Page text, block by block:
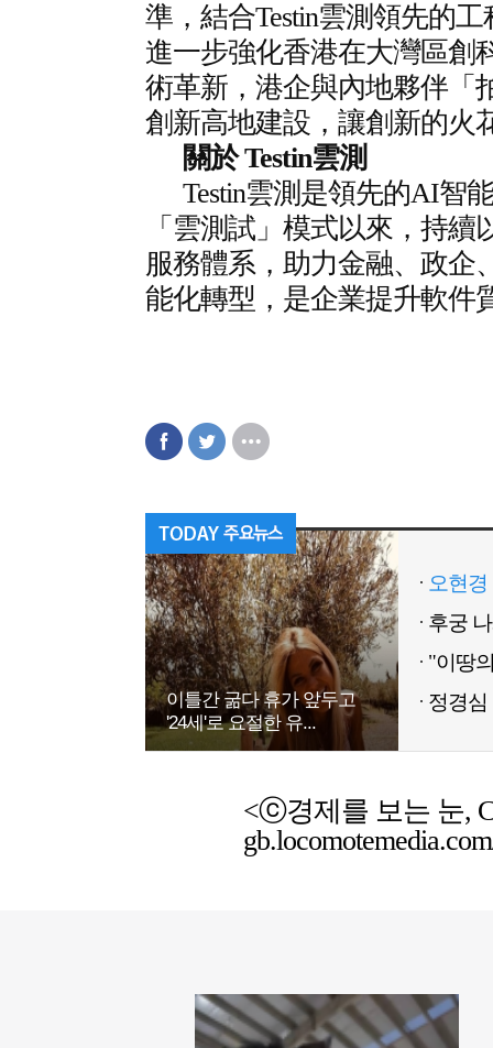
準，結合Testin雲測領先的
進一步強化香港在大灣區創
術革新，港企與內地夥伴「
創新高地建設，讓創新的火
關於 Testin雲測
Testin雲測是領先的AI智
「雲測試」模式以來，持
服務體系，助力金融、政企
能化轉型，是企業提升軟件
이틀간 굶다 휴가 앞두고
'24세'로 요절한 유...
오현
정경심
<ⓒ경제를 보는 눈,